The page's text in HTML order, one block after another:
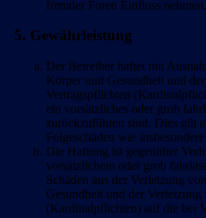
fremder Foren Einfluss nehmen.
5. Gewährleistung
Der Betreiber haftet mit
Körper und Gesundheit und
Vertragspflichten
ein vorsätzliches oder grob
zurückzuführen sind. Dies gilt
Folgeschäden wie
Die Haftung ist gegenüber
vorsätzlichem oder grob
Schäden aus der Verletzung
Gesundheit und der
(Kardinalpflichten) auf die bei